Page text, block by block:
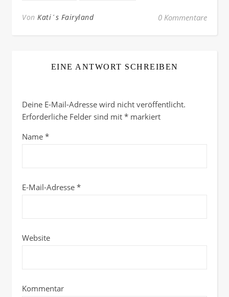
Von Kati´s Fairyland 0 Kommentare
EINE ANTWORT SCHREIBEN
Deine E-Mail-Adresse wird nicht veröffentlicht.
Erforderliche Felder sind mit * markiert
Name *
E-Mail-Adresse *
Website
Kommentar